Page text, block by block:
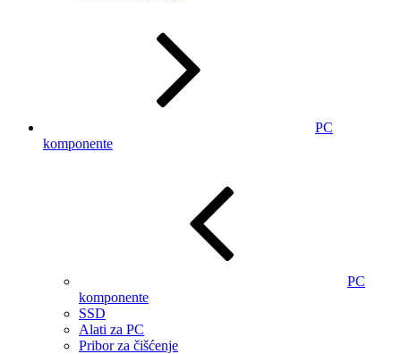
PC
komponente
PC
komponente
SSD
Alati za PC
Pribor za čišćenje